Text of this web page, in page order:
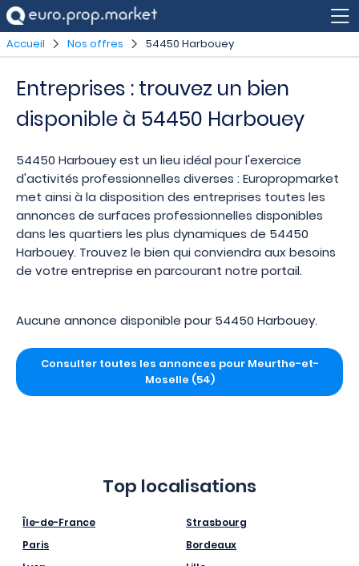
Accueil Nos offres 54450 Harbouey
Entreprises : trouvez un bien
disponible à 54450 Harbouey
54450 Harbouey est un lieu idéal pour l'exercice
d'activités professionnelles diverses : Europropmarket
met ainsi à la disposition des entreprises toutes les
annonces de surfaces professionnelles disponibles
dans les quartiers les plus dynamiques de 54450
Harbouey. Trouvez le bien qui conviendra aux besoins
de votre entreprise en parcourant notre portail.
Aucune annonce disponible pour 54450 Harbouey.
Consulter toutes les annonces pour Meurthe-et-
Moselle (54)
Top localisations
Île-de-France
Paris
Strasbourg
Bordeaux